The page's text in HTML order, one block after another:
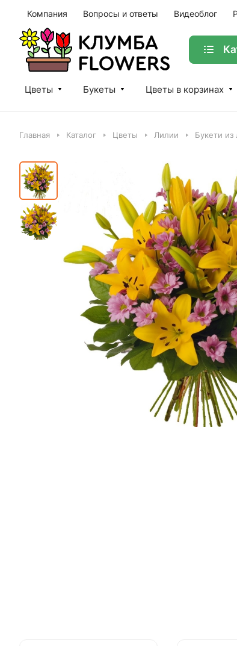
Компания Вопросы и ответы Видеоблог
Цветы Букеты Цветы в корзинах
Главная Каталог Цветы Лилии Букети из